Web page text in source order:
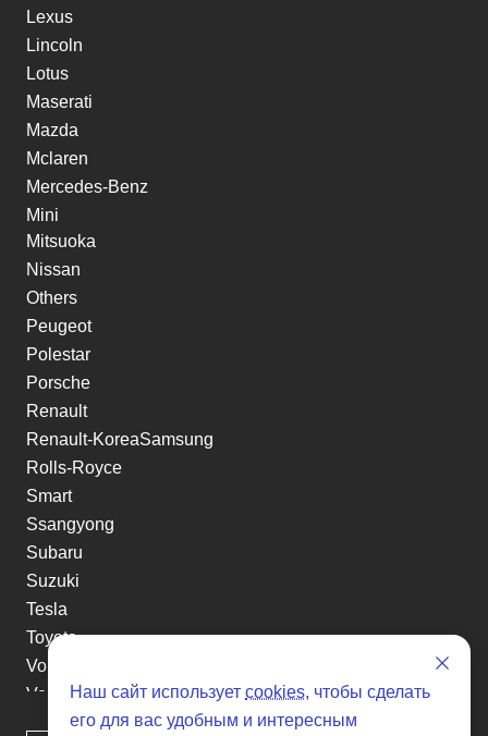
Lexus
Lincoln
Lotus
Maserati
Mazda
Mclaren
Mercedes-Benz
Mini
Mitsuoka
Nissan
Others
Peugeot
Polestar
Porsche
Renault
Renault-KoreaSamsung
Rolls-Royce
Smart
Ssangyong
Subaru
Suzuki
Tesla
Toyota
Volkswagen
Volvo
Xin yuan
Наш сайт использует cookies, чтобы сделать
его для вас удобным и интересным